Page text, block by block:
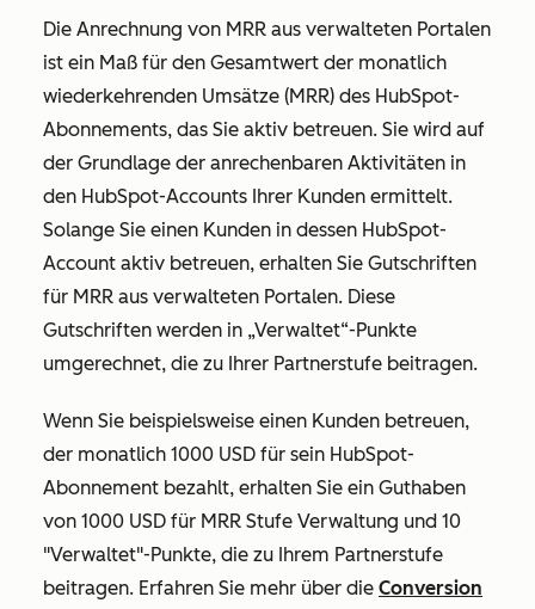
Die Anrechnung von MRR aus verwalteten Portalen
ist ein Maß für den Gesamtwert der monatlich
wiederkehrenden Umsätze (MRR) des HubSpot-
Abonnements, das Sie aktiv betreuen. Sie wird auf
der Grundlage der anrechenbaren Aktivitäten in
den HubSpot-Accounts Ihrer Kunden ermittelt.
Solange Sie einen Kunden in dessen HubSpot-
Account aktiv betreuen, erhalten Sie Gutschriften
für MRR aus verwalteten Portalen. Diese
Gutschriften werden in „Verwaltet“-Punkte
umgerechnet, die zu Ihrer Partnerstufe beitragen.
Wenn Sie beispielsweise einen Kunden betreuen,
der monatlich 1000 USD für sein HubSpot-
Abonnement bezahlt, erhalten Sie ein Guthaben
von 1000 USD für MRR Stufe Verwaltung und 10
"Verwaltet"-Punkte, die zu Ihrem Partnerstufe
beitragen. Erfahren Sie mehr über die Conversion